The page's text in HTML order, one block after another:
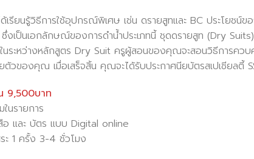
เรียนรู้วิธีการใช้อุปกรณ์พิเศษ เช่น ดรายสูทและ BC ประโยชน์ข
งเป็นเอกลักษณ์ของการดำน้ำประเภทนี้ ชุดดรายสูท (Dry
นระหว่างหลักสูตร Dry Suit ครูผู้สอนของคุณจะสอนวิธีการคว
ตัวของคุณ เมื่อเสร็จสิ้น คุณจะได้รับประกาศนียบัตรสเปเชียลตี้
9,500บาท
นรายการ
อ และ บัตร แบบ Digital online
ะ 1 ครั้ง 3-4 ชั่วโมง